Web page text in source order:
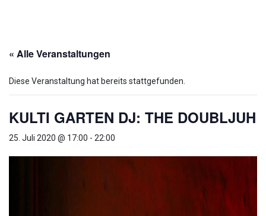
« Alle Veranstaltungen
Diese Veranstaltung hat bereits stattgefunden.
KULTI GARTEN DJ: THE DOUBLJUH
25. Juli 2020 @ 17:00 - 22:00